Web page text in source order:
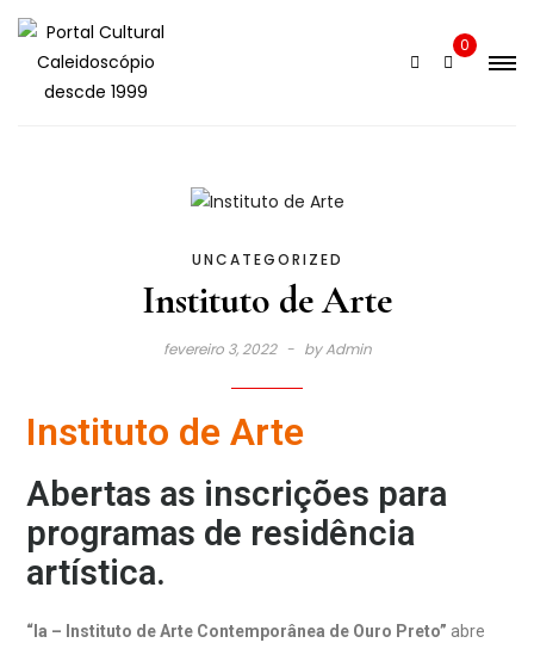
0
UNCATEGORIZED
Instituto de Arte
fevereiro 3, 2022 byAdmin
Instituto de Arte
Abertas as inscrições para
programas de residência
artística.
“Ia – Instituto de Arte Contemporânea de Ouro Preto” abre